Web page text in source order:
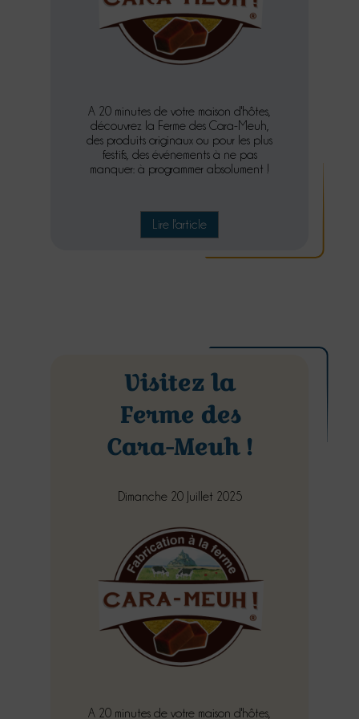
A 20 minutes de votre maison d'hôtes,
découvrez la Ferme des Cara-Meuh,
des produits originaux ou pour les plus
festifs, des événements à ne pas
manquer: à programmer absolument !
Lire l'article
Visitez la
Ferme des
Cara-Meuh !
Dimanche 20 Juillet 2025
A 20 minutes de votre maison d'hôtes,